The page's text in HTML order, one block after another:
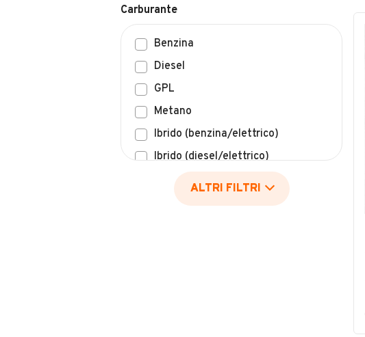
Carburante
Benzina
Diesel
GPL
Metano
Ibrido (benzina/elettrico)
Ibrido (diesel/elettrico)
Elettrico
Idrogeno
ALTRI FILTRI